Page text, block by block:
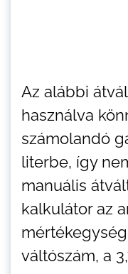
Az alábbi
használva
számolandó
literbe, így
manuális
kalkulátor az
váltószám, a